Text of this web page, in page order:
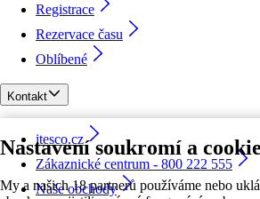
Nastavení soukromí a
My a našich 18 partnerů používáme nebo
Registrace
Rezervace času
Oblíbené
Kontakt
itesco.cz
Zákaznické centrum - 800 222 555
Naše obchody